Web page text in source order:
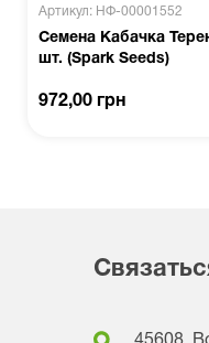
Артикул: НФ-00001552
Семена Кабачка
шт. (Spark Seeds)
972,00 грн